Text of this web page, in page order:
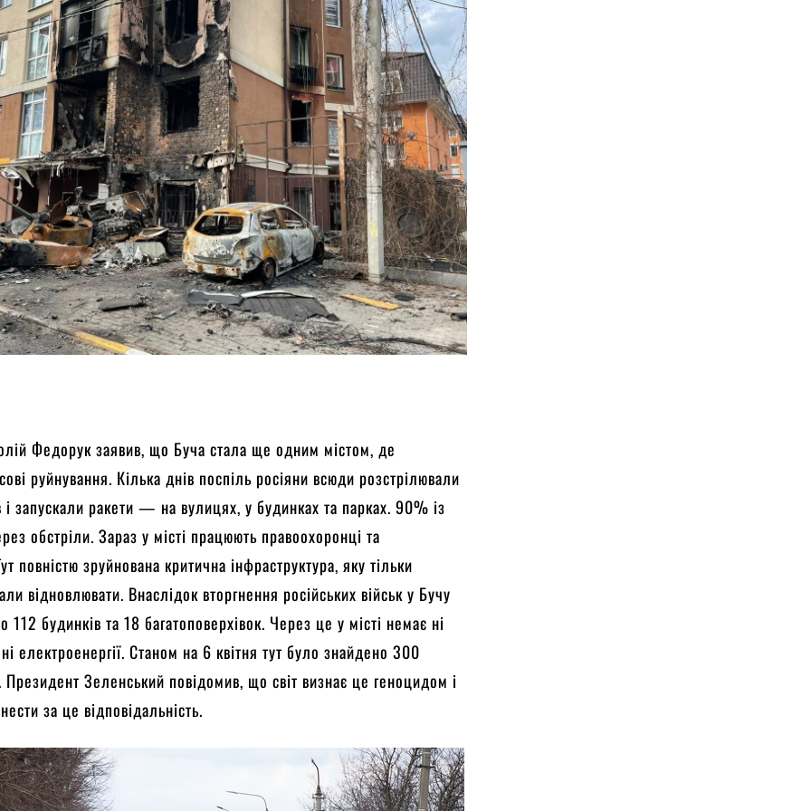
Федорук заявив, що Буча стала ще одним містом, де
руйнування. Кілька днів поспіль росіяни всюди розстрілювали
запускали ракети — на вулицях, у будинках та парках. 90% із
обстріли. Зараз у місті працюють правоохоронці та
повністю зруйнована критична інфраструктура, яку тільки
відновлювати. Внаслідок вторгнення російських військ у Бучу
112 будинків та 18 багатоповерхівок. Через це у місті немає ні
електроенергії. Станом на 6 квітня тут було знайдено 300
Зеленський повідомив, що світ визнає це геноцидом і
за це відповідальність.